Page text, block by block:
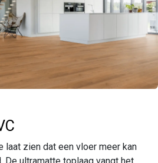
laat zien dat een vloer meer kan